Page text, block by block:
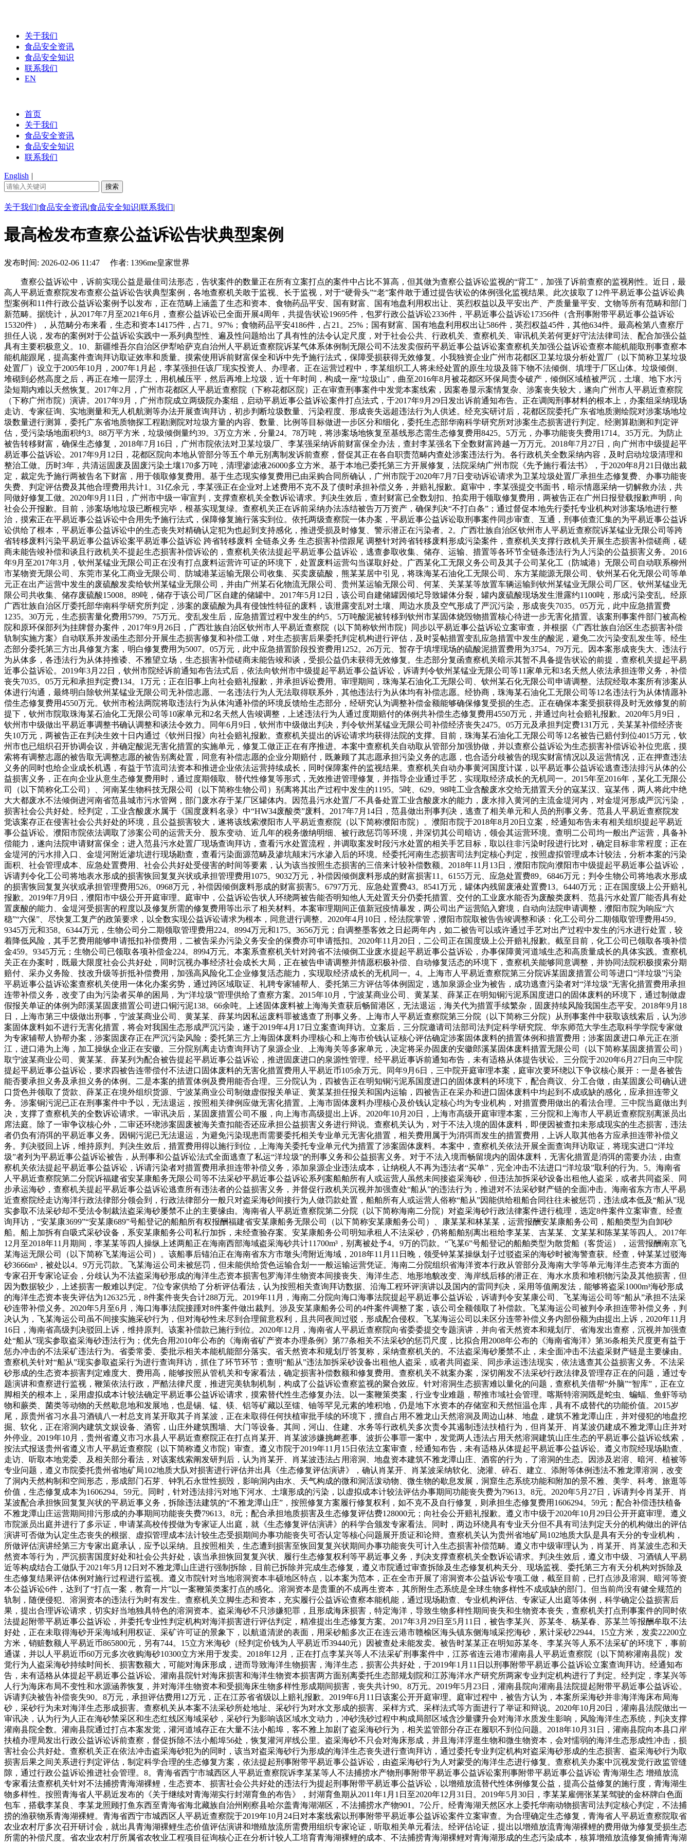
关于我们
食品安全资讯
食品安全知识
联系我们
EN
首页
关于我们
食品安全资讯
食品安全知识
联系我们
English |
关于我们|食品安全资讯|食品安全知识|联系我们|
最高检发布查察公益诉讼告状典型案例
发布时间: 2026-02-06 11:47 作者: 1396me皇家世界
查察公益诉讼中，诉前实现公益是最佳司法形态，告状案件的数量正在所有立案打点的案件中占比不算高，但其做为查察公益诉讼监视的“背工”，加强了诉前查察的监视刚性。近日，最高人平易近查察院发布查察公益诉讼告状典型案例，各地查察机关敢于监视、长于监视，对于“硬骨头”“老”案件敢于通过提告状讼的体例强化监视结果。此次拔取了12件平易近事公益诉讼典型案例和11件行政公益诉讼案例予以发布，正在范畴上涵盖了生态和资本、食物药品平安、国有财富、国有地盘利用权出让、英烈权益以及平安出产、产质量量平安、文物等所有范畴和部门新范畴。据统计，从2017年7月至2021年6月，查察公益诉讼已全面开展4周年，共提告状讼19695件，包罗行政公益诉讼2336件，平易近事公益诉讼17356件（含刑事附带平易近事公益诉讼15320件），从范畴分布来看，生态和资本14175件，占71。97%；食物药品平安4186件，占21。25%；国有财富、国有地盘利用权出让586件，英烈权益45件，其他634件。最高检第八查察厅担任人说，发布的案例对于公益诉讼实践中一系列典型性、遍及性问题给出了具有性的法令认定尺度，对于社会公共、行政机关、查察机关、审讯机关若何更好守法法律司法、配合加强公益具有主要积极意义。10、新疆维吾尔自治区伊犁哈萨克自治州人平易近查察院诉某气体系体例制无限公司不法发卖假药平易近事公益诉讼案查察机关加强公益诉讼查察本能机能取刑事查察本能机能跟尾，提高案件查询拜访取证效率和质量。摸索使用诉前财富保全和诉中先予施行法式，保障受损获得无效修复。小我独资企业广州市花都区卫某垃圾分析处置厂（以下简称卫某垃圾处置厂）设立于2005年10月，2007年1月起，李某强担任该厂现实投资人、办理者。正在运营过程中，李某组织工人将未经处置的原生垃圾及筛下物不法倾倒、填埋于厂区山体。垃圾倾倒、堆砌到必然高度之后，再正在堆一层浮土，用机械压平，然后再堆上垃圾，近十年时间，构成一座“垃圾山”，曲至2016年8月被花都区环保局责令破产，倾倒区域植被严沉，土壤、地下水污染短期内难以天然恢复。2017年2月，广州市花都区人平易近查察院（下称花都区院）正在审查刑事案件中发觉本案线索，因案卷显示案情复杂、涉案丧失较大，遂向广州市人平易近查察院（下称广州市院）演讲。2017年9月，广州市院成立两级院办案组，启动平易近事公益诉讼案件打点法式，于2017年9月29日发出诉前通知布告。正在调阅刑事材料的根本上，办案组采纳现场走访、专家征询、实地测量和无人机航测等办法开展查询拜访，初步判断垃圾数量、污染程度、形成丧失远超违法行为人供述。经充实研讨后，花都区院委托广东省地质测绘院对涉案场地垃圾数量进行测算，委托广东省地质物探工程勘测院对垃圾方量的内容、数量、比例等目标做进一步区分和细化，委托生态部华南科学研究所对涉案生态损害进行判定。经测算勘测和判定评估，受污染场地面积约3。88万平方米，垃圾倾倒量约39。3万立方米，分量24。78万吨，将涉案场地恢复至基线形态需生态修复费用8425。5万元，办事功能丧失费用1714。35万元。为防止被告转移财富，确保生态修复，2018年7月16日，广州市院依法对卫某垃圾厂、李某强采纳诉前财富保全办法，查封李某强名下全数财富跨越一万万元。2018年7月27日，向广州市中级提起平易近事公益诉讼。2017年9月12日，花都区院向本地从管部分等五个单元别离制发诉前查察，督促其正在各自职责范畴内查处涉案违法行为。各行政机关全数采纳内容，及时启动垃圾清理和整治工做。历时3年，共清运固废及固废污染土壤170多万吨，清理渗滤液26000多立方米。基于本地已委托第三方开展修复，法院采纳广州市院《先予施行看法书》，于2020年8月21日做出裁定，裁定先予施行两被告名下财富，用于领取修复费用。基于生态现实修复费用已由采购合同所确认，广州市院于2020年7月7日变动诉讼请求为卫某垃圾处置厂承担生态修复费、办事功能丧失费、判定评估费及其他合理费用共计1。31亿余元，李某强正在企业对上述费用不克不及了债时承担补偿义务，并赔礼报歉。庭审中，李某强提交书面书，暗示情愿采纳一切解救办法，共同做好修复工做。2020年9月11日，广州市中级一审宣判，支撑查察机关全数诉讼请求。判决生效后，查封财富已全数划扣、拍卖用于领取修复费用，两被告正在广州日报登载报歉声明，向社会公开报歉。目前，涉案场地垃圾已断根完毕，根基实现复绿。查察机关正在诉前采纳办法冻结被告万万资产，确保判决“不打白条”；通过督促本地先行委托专业机构对涉案场地进行整治，摸索正在平易近事公益诉讼中合用先予施行法式，保障修复施行落实到位。依托两级查察院一体办案，平易近事公益诉讼取刑事案件同步审查、互通，刑事侦查汇集的为平易近事公益诉讼供给了根本，平易近事公益诉讼中的生态丧失对精确认定犯为也起到支持感化，推进受损及时修复、警示潜正在污染者。2。广西壮族自治区钦州市人平易近查察院诉某锰业无限公司等跨省转移废料污染平易近事公益诉讼案平易近事公益诉讼 跨省转移废料 全链条义务 生态损害补偿跟尾 调整针对跨省转移废料形成污染案件，查察机关支撑行政机关开展生态损害补偿磋商，磋商未能告竣补偿和谈且行政机关不提起生态损害补偿诉讼的，查察机关依法提起平易近事公益诉讼，逃查参取收集、储存、运输、措置等各环节全链条违法行为人污染的公益损害义务。2016年9月至2017年3月，钦州某锰业无限公司正在没有打点废料运营许可证的环境下，处置废料运营勾当谋取好处。广西某化工无限义务公司及其子公司某化工（防城港）无限公司自动联系柳州市某物资无限公司、东莞市某化工商业无限公司、防城港某运输无限公司收集、买卖废硫酸，熊某某居中引见，将珠海某石油化工无限公司、东方某能源无限公司、钦州某石化无限公司等单元正在出产运营中发生的废硫酸发卖给钦州某锰业无限公司，并由广州某石化物流无限公司、贵州某运输无限公司、何某、关某某等放置车辆运输到钦州某锰业无限公司厂区。钦州某锰业无限公司共收集、储存废硫酸15008。89吨，储存于该公司厂区自建的储罐中。2017年5月12日，该公司自建储罐因倾圮导致罐体分裂，罐内废硫酸现场发生泄露约1100吨，形成污染变乱。经原广西壮族自治区厅委托部华南科学研究所判定，涉案的废硫酸为具有侵蚀性特征的废料，该泄露变乱对土壤、周边水质及空气形成了严沉污染，形成丧失7035。05万元，此中应急措置费1235。30万元，生态损害量化费用5799。75万元。变乱发生后，应急措置过程中发生的约5。5万吨酸泥被转移到钦州市某固体烧毁物措置核心待进一步无害化措置。该案刑事案件部门被高检院和原环保部列为挂牌督办案件，2017年9月26日，广西壮族自治区钦州市人平易近查察院（以下简称钦州市院）同步以平易近事公益诉讼立案审查，并根据《广西壮族自治区生态损害补偿轨制实施方案》自动联系并发函生态部分开展生态损害修复和补偿工做，对生态损害后果委托判定机构进行评估，及时妥帖措置变乱应急措置中发生的酸泥，避免二次污染变乱发生等。经生态部分委托第三方出具修复方案，明白修复费用为5007。05万元，此中应急措置阶段投资费用1252。26万元、暂存于填埋现场的硫酸泥措置费用为3754。79万元。因本案形成丧失大、违法行为从体多，各违法行为从体持推诿、不雅望立场，生态损害补偿磋商未能告竣和谈，受损公益仍未获得无效修复。生态部分复函查察机关暗示其暂不具备提告状讼的前提，查察机关提起平易近事公益诉讼。2019年3月22日，钦州市院经诉前通知布告法式后，依法向钦州市中级提起平易近事公益诉讼，诉请判令钦州某锰业无限公司等11家单元和3名天然人依法承担连带义务，补偿丧失7035。05万元和承担判定费134。1万元；正在旧事上向社会赔礼报歉，并承担诉讼费用。审理期间，珠海某石油化工无限公司、钦州某石化无限公司申请调整。法院经取本案所有涉案从体进行沟通，最终明白除钦州某锰业无限公司无补偿志愿、一名违法行为人无法取得联系外，其他违法行为从体均有补偿志愿。经协商，珠海某石油化工无限公司等12名违法行为从体情愿补偿生态修复费用4550万元。钦州市检法两院将取违法行为从体沟通补偿的环境反馈给生态部分，经研究认为调整补偿金额能够确保修复受损的生态。正在确保本案受损获得及时无效修复的前提下，钦州市院取珠海某石油化工无限公司等10家单元和2名天然人告竣调整，上述违法行为人通过度期赔付的体例共补偿生态修复费用4550万元，并通过向社会赔礼报歉。2020年5月9日，钦州市中级做出平易近事调整书确认调整和谈法令效力。同年6月9日，钦州市中级做出判决，判令钦州某锰业无限公司补偿经济丧失2475。05万元及承担判定费131万元，关某某补偿经济丧失10万元，两被告正在判决生效十日内通过《钦州日报》向社会赔礼报歉。查察机关提出的诉讼请求均获得法院的支撑。目前，珠海某石油化工无限公司等12名被告已赔付到位4015万元，钦州市也已组织召开协调会议，并确定酸泥无害化措置的实施单元，修复工做正正在有序推进。本案中查察机关自动取从管部分加强协做，并以查察公益诉讼为生态损害补偿诉讼补位兜底，摸索将有调整志愿的被告取无调整志愿的被告别离处置，同意有补偿志愿的企业分期赔付，既兼顾了其志愿承担污染义务的志愿，也合适分歧被告的现实财富情况以及运营情况，正在押查违法义务的同时也给企业成长机遇，有益于节流司法资本和推进企业依法运营持续成长，同时保障案件的监视结果。查察机关自动办事黄河国度计谋，以平易近事公益诉讼逃查违法排污从体的公益损害义务，正在向企业从意生态修复费用时，通过度期领取、替代性修复等形式，无效推进管理修复，并指导企业通过手艺，实现取经济成长的无机同一。2015年至2016年，某化工无限公司（以下简称化工公司）、河南某生物科技无限公司（以下简称生物公司）别离将其出产过程中发生的1195。5吨、629。98吨工业含酸废水交给无措置天分的寇某汉、寇某伟，两人将此中绝大大都废水不法倾倒进河南省范县城市污水管网，部门废水存于某厂区罐体内。因范县污水处置厂不具备处置工业含酸废水的能力，废水排入黄河的主流金堤河内，对金堤河形成严沉污染，损害社会公共好处。经判定，工业含酸废水属于《国度废料名录》中“HW34废酸类”废料。2017年7月14日，范县做出刑事判决，逃查了相关单元和人员的刑事义务。范县人平易近查察院发觉该案存正在侵害社会公共好处的环境，且公益损害较大，遂将该线索濮阳市人平易近查察院（以下简称濮阳市院）。濮阳市院于2018年8月20日立案，经通知布告未有相关组织提起平易近事公益诉讼。濮阳市院依法调取了涉案公司的运营天分、股东变动、近几年的税务缴纳明细、被行政惩罚等环境，并深切其公司暗访，领会其运营环境。查明二公司均一般出产运营，具备补偿能力，遂向法院申请财富保全；进入范县污水处置厂现场查询拜访，查看污水处置流程，并调取案发时段污水处置的相关手艺目标，取以往非污染时段进行比对，确定目标非常程度；正在金堤河的污水排入口、金堤河附近渗坑进行现场勘查，查看污染面源范畴及渗坑颠末污水渗入后的环境。经委托河南生态损害司法判定核心判定，按照虚拟管理成本计较法，分析本案的污染面积、社会管理成本、应急处置费用、社会公共好处受侵害的时间等要素，认为该当按照生态损害的三倍来计较补偿数额。2018年11月13日，濮阳市院向濮阳市中级提起平易近事公益诉讼，诉请判令化工公司将地表水形成的损害恢回复复兴状或承担管理费用1075。9032万元，补偿因倾倒废料形成的财富损害11。6155万元、应急处置费89。6846万元；判令生物公司将地表水形成的损害恢回复复兴状或承担管理费用526。0968万元，补偿因倾倒废料形成的财富损害5。6797万元、应急处置费43。8541万元，罐体内残留废液处置费13。6440万元；正在国度级上公开赔礼报歉。2019年7月9日，濮阳市中级公开开庭审理。庭审中，公益诉讼告状人环绕两被告能否明知他人无处置天分仍委托措置、交付的工业废水能否为废酸类废料、范县污水处置厂能否具有处置废酸的能力、金堤河受损害的程度以及修复所需的修复费用等出示了相关材料。本案审理期间正值新冠疫情暴发，两公司出产运营陷入窘境，自动向法院申请调整，濮阳市院为响应“六稳”“六保”、尽快复工复产的政策要求，以全数实现公益诉讼请求为根本，同意进行调整。2020年4月10日，经法院掌管，濮阳市院取被告告竣调整和谈：化工公司分二期领取管理费用459。9345万元和358。6344万元，生物公司分二期领取管理费用224。8994万元和175。3656万元；自调整墨客效之日起两年内，如二被告可以或许通过手艺对出产过程中发生的污水进行处置，较着降低风险，其手艺费用能够申请抵扣补偿费用，二被告采办污染义务安全的保费亦可申请抵扣。2020年11月20日，二公司正在国度级上公开赔礼报歉。截至目前，化工公司已领取各项补偿金459。9345万元；生物公司已领取各项补偿金224。8994万元。本案系查察机关针对跨省不法倾倒工业废水提起平易近事公益诉讼，办事保障黄河道域生态和高质量成长的具体实践。查察机关正在办案时，既最大限度社会公共好处，同时沉视办事经济社会成长大局，正在被告申请调整并情愿积极补偿、自动修复活态的环境下，查察机关能够同意调整，并协同法院积极摸索分期赔付、采办义务险、技改升级等折抵补偿费用，加强高风险化工企业修复活态能力，实现取经济成长的无机同一。4。上海市人平易近查察院第三分院诉某固废措置公司等进口“洋垃圾”污染平易近事公益诉讼案查察机关使用一体化办案劣势，通过跨区域取证、礼聘专家辅帮人、委托第三方评估等体例固定，逃加泉源企业为被告，成功逃查污染者对“洋垃圾”无害化措置费用承担连带补偿义务，改变了由为污染者买单的困局，为“洋垃圾”管理供给了查察方案。2015年10月，宁波某商业公司、黄某某、薛某正在明知铜污泥系国度进口的固体废料的环境下，通过制做虚假报关单证的体例为郎溪某固废措置公司进口铜污泥138。66余吨。上述固体废料被上海海关查获后畅留港区，无法退运，海关代为措置手续繁杂，固废持续风险我国生态平安。2018年9月18日，上海市第三中级做出刑事，宁波某商业公司、黄某某、薛某均因私运废料罪被逃查了刑事义务。上海市人平易近查察院第三分院（以下简称三分院）从刑事案件中获取该线索后，认为涉案固体废料如不进行无害化措置，将会对我国生态形成严沉污染，遂于2019年4月17日立案查询拜访。立案后，三分院邀请司法部司法判定科学研究院、华东师范大学生态取科学学院专家做为专家辅帮人协帮办案，涉案固废存正在严沉污染风险；委托第三方上海固体废料办理核心和上海市价钱认证核心评估确定涉案固体废料的措置体例和措置费用；涉案固废进口单元正在浙江，进口港为上海，加工操纵企业正在安徽。三分院别离走访查询拜访了泉源企业、上海海关等多家单元，决定将采办固废的安徽郎溪某固体废料措置无限公司（以下简称某固废措置公司）取宁波某商业公司、黄某某、薛某列为配合被告提起平易近事公益诉讼，推进固废进口的泉源性管理。经平易近事诉前通知布告，未有适格从体提告状讼。三分院于2020年6月27日向三中院提起平易近事公益诉讼，要求四被告连带偿付不法进口固体废料的无害化措置费用人平易近币105余万元。同年9月6日，三中院开庭审理本案，庭审次要环绕以下争议核心展开：一是各被告能否要承担义务及承担义务的体例。二是本案的措置体例及费用能否合理。三分院认为，四被告正在明知铜污泥系国度进口的固体废料的环境下，配合商议、分工合做，由某固废公司确认进口货色并领取了货款、薛某正在境外组织货源、宁波某商业公司制做虚假报关单证、黄某某担任报关和国内运输，四被告正在采办和进口固体废料中均起到不成或缺的感化，应承担连带义务。涉案铜污泥已正在刑事案件中予以，无法退运，按照相关律例应做无害化措置。上海市固体废料办理核心及价钱认定核心均为专业机构，对措置费用做出的看法合理。三中院当庭做出判决，支撑了查察机关的全数诉讼请求。一审讯决后，某固废措置公司不服，向上海市高级提出上诉。2020年10月20日，上海市高级开庭审理本案，三分院和上海市人平易近查察院别离派员出席法庭。除了一审争议核心外，二审还环绕涉案固废被海关查扣能否还应承担公益损害义务进行辩说。查察机关认为，对于不法入境的固体废料，即便因被查扣未形成现实的生态损害，违法者仍负有消弭的平易近事义务。因铜污泥已无法退运，为避免污染现患而需要委托相关专业单元无害化措置，相关费用属于为消弭而发生的措置费用，上诉人取其他各方应承担连带补偿义务。判决驳回上诉，维持原判。判决生效后，措置费用得以施行到位，上海海关委托专业单元代为措置了涉案固体废料。本案中，查察机关依法开展全面查询拜访取证，将现实进口“洋垃圾”者列为平易近事公益诉讼被告，从刑事和公益诉讼法式全面逃查了私运“洋垃圾”的刑事义务和公益损害义务。对于不法入境而畅留境内的固体废料，无害化措置是消弭的需要办法，由查察机关依法提起平易近事公益诉讼，诉请污染者对措置费用承担连带补偿义务，添加泉源企业违法成本，让纳税人不再为违法者“买单”，完全冲击不法进口“洋垃圾”取利的行为。5。海南省人平易近查察院第二分院诉福建省安某康船务无限公司等不法采砂平易近事公益诉讼系列案船舶所有人或运营人虽然未间接盗采海砂，但违法加拆采砂设备出租他人盗采，或者共同盗采、同步承运海砂，查察机关提起平易近事公益诉讼逃查所有违法者的公益损害义务，并督促行政机关沉视并加强查处“船从”的违法行为，推进对不法采砂财产链的全面冲击。海南省东方市人平易近查察院经走访海洋行政法律部分领会到，行政法律部分一般只对盗采海砂间接行为人做罚款处置，船舶所有人或运营人俗称“船从”因能供给租船合同往往未被惩罚，违法成本低及“船从”现实参取不法采砂却不受法令制裁法盗采海砂屡禁不止的主要缘由。海南省人平易近查察院第二分院（以下简称海南二分院）对盗采海砂行政法律案件进行梳理，选定8件案件立案审查。经查询拜访，“安某康3699”“安某康689”号船登记的船舶所有权报酬福建省安某康船务无限公司（以下简称安某康船务公司）、康某某和林某某，运营报酬安某康船务公司，船舶类型为自卸砂船。船上加拆有自吸式采砂设备，系安某康船务公司私行加拆，未经查验存案。安某康船务公司明知承租人不法采砂，仍将船舶别离出租给李某某、吉某某、文某某和陈某某等四人。2017年12月至2018年11月期间，李某某等四人操纵上述两船正在海南西部海域盗采海砂共计11700m³，别离被处予4。9万的罚款。“飞某6”号船登记的船舶类型为散货船（客货运），运营报酬南京飞某海运无限公司（以下简称飞某海运公司）。该船事后锚泊正在海南省东方市墩头湾附近海域，2018年11月11日晚，领受钟某某操纵划子过驳盗采的海砂时被海警查获。经查，钟某某过驳海砂3666m³，被处以4。9万元罚款。飞某海运公司未被惩罚，但未能供给货色运输合划一一般运输运营凭证。海南二分院组织省海洋资本行政从管部分及海南大学等单元海洋生态资本方面的专家召开专家论证会，分歧认为不法盗采海砂形成的海洋生态资本损害包罗海洋生物资本间接丧失、海洋生态、地形地貌改变、海岸线后移的潜正在、海水水质和堆积物污染及其他损害，但因为数据较少，上述损害一般难以判定。7位专家供给了分析评估看法，认为按照相关查询拜访数据、沿海工程环评演讲以及国内的雷同判决，采用等值阐发法，能够将盗采1000m³海砂形成的海洋生态资本丧失评估为126325元，8件案件丧失合计288万元。2019年11月，海南二分院向海口海事法院提起平易近事公益诉讼，诉请判令安某康公司、飞某海运公司等“船从”承担不法采砂连带补偿义务。2020年5月至6月，海口海事法院接踵对8件案件做出裁判。涉及安某康船务公司的4件案件调整了案，该公司全额领取了补偿款。飞某海运公司被判令承担连带补偿义务，判决认为，飞某海运公司虽不间接实施采砂行为，但对海砂性未尽到合理留意权利，且共同夜间过驳，形成配合侵权。飞某海运公司以未区分连带补偿义务内部份额为由提出上诉，2020年11月16日，海南省高级判决驳回上诉，维持原判。该案补偿款已施行到位。2020年12月，海南省人平易近查察院向省委委提交专题演讲，并向省天然资本和规划厅、省海发出查察，沉视并加强查处“船从”现实参取盗采海砂违法行为；优先合用2010年公布的《海南省矿产资本办理条例》第77条相关不法采砂的惩罚尺度，比拟合用2008年公布的《海南省海洋》第36条相关尺度更有益于惩办冲击的不法采矿违法行为。省委常委、委批示相关本能机能部分落实。省天然资本和规划厅答复称，采纳查察机关的。不法盗采海砂屡禁不止，未全面冲击不法盗采财产链是主要缘由。查察机关针对“船从”现实参取盗采行为进行查询拜访，抓住了环节环节；查明“船从”违法加拆采砂设备出租他人盗采，或者共同盗采、同步承运违法现实，依法逃查其公益损害义务。不法采砂形成的生态资本损害判定难度大、费用高，能够按照从管机关和专家看法，确定损害补偿数额和修复费用。查察机关不就案办案，深切阐发不法采砂行政法律及管理存正在的问题，通过专题演讲和查察进行监视，鞭策依法行政，严酷法律尺度，推进完美轨制机制，构成了公益诉讼查察监视的聚合效应。针对溶洞生态损害难以量化的问题，查察机关借帮“外脑”“智库”，正在立脚相关的根本上，采用虚拟成本计较法确定平易近事公益诉讼请求，摸索替代性生态修复办法。以一案鞭策类案，行业专业难题，帮推市域社会管理。喀斯特溶洞既是蛇虫、蝙蝠、鱼虾等动物和蕨类、菌类等动物的天然歇息地和发展地，也是锡、锰、镁、铝等矿藏以至镭、铀等罕见元素的堆积地，仍是地下水资本的存储室和天然恒温仓库，具有不成替代的功能价值。2015岁尾，原贵州省习水县习酒镇八一村总支肖某开取其子肖某波，正在未取得任何扶植审批手续的环境下，擅自占用不雅龙山天然溶洞及周边山林、地盘，建筑不雅龙潭山庄，并对侵犯的地盘挖掘、软化，正在溶洞内建筑文娱设备、酒窖，山庄外建筑围墙、大门等设备。其间，河山、住建、水务等行政机关多次责令其遏制违法扶植行为，但肖某开、肖某波仍建成不雅龙潭山庄并对外停业。2019年10月，贵州省遵义市习水县人平易近查察院正在打点肖某开、肖某波涉嫌挑衅惹事、波折公事罪一案中，发觉两人违法占用天然溶洞建筑山庄生态的平易近事公益诉讼线索，按法式报送贵州省遵义市人平易近查察院（以下简称遵义市院）审查。遵义市院于2019年11月15日依法立案审查，经通知布告，未有适格从体提起平易近事公益诉讼。遵义市院经现场勘查、走访、听取本地党委、及相关部分看法，对该案线索阐发研判后，认为肖某开、肖某波违法占用溶洞、地盘资本建筑不雅龙潭山庄、酒窖的行为，了溶洞的生态。因涉及岩溶、暗河、植被等专业问题，遵义市院委托贵州省地矿局102地质大队对损害进行评估并出具《生态修复评估演讲》，确认肖某开、肖某波采纳软化、浇灌、碎石、建立、添附等体例违法不雅龙潭溶洞，改变了洞内天然构制和空间形态，形成部门石芽、钟乳石永世性损毁，影响洞内由水、天气构成的微和洞活泼动物、微生物的歇息发展，洞窟生态系统功能和附加的景不雅、美学、科考、旅逛等价值，生态修复成本为1606294。59元。同时，针对违法排污对地下河水、土壤形成的污染，以虚拟成本计较法评估办事期间功能丧失费为79613。8元。2020年5月27日，诉请判令肖某开、肖某波配合承担恢回复复兴状的平易近事义务，拆除违法建筑的“不雅龙潭山庄”，按照修复方案履行修复权利，如不克不及自行修复，则承担生态修复费用1606294。59元；配合补偿违扶植备不雅龙潭山庄运营期间排污形成的办事期间功能丧失费79613。8元；配合承担地质损害及生态修复评估费128000元；向社会公开赔礼报歉。遵义市中级于2020年10月29日公开开庭审理。遵义市院派员出庭并进行了多示证，申请某高校传授做为专家证人出庭，就《生态修复评估演讲》的科学合颁发专家看法。同时，两边环绕具有专业天分但不具有司法判定天分的机构做出的评估演讲可否做为认定生态丧失的根据、虚拟管理成本法计较生态受损期间